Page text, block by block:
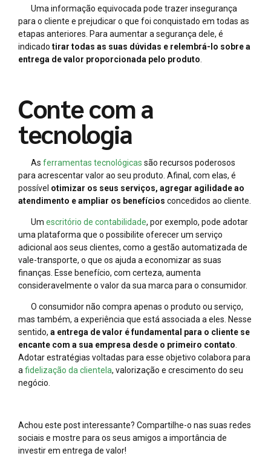
Uma informação equivocada pode trazer insegurança
para o cliente e prejudicar o que foi conquistado em todas as
etapas anteriores. Para aumentar a segurança dele, é
indicado tirar todas as suas dúvidas e relembrá-lo sobre a
entrega de valor proporcionada pelo produto
Conte com a
tecnologia
As ferramentas tecnológicas são recursos poderosos
para acrescentar valor ao seu produto. Afinal, com elas, é
possível otimizar os seus serviços, agregar agilidade ao
atendimento e ampliar os benefícios concedidos ao cliente.
Um escritório de contabilidade, por exemplo, pode adotar
uma plataforma que o possibilite oferecer um serviço
adicional aos seus clientes, como a gestão automatizada de
vale-transporte, o que os ajuda a economizar as suas
finanças. Esse benefício, com certeza, aumenta
consideravelmente o valor da sua marca para o consumidor.
O consumidor não compra apenas o produto ou serviço,
mas também, a experiência que está associada a eles. Nesse
sentido, a entrega de valor é fundamental para o cliente se
encante com a sua empresa desde o primeiro contato
Adotar estratégias voltadas para esse objetivo colabora para
a fidelização da clientela, valorização e crescimento do seu
negócio.
Achou este post interessante? Compartilhe-o nas suas redes
sociais e mostre para os seus amigos a importância de
investir em entrega de valor!